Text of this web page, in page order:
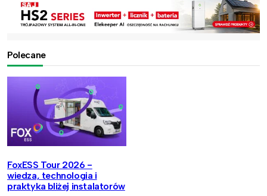
Polecane
FoxESS Tour 2026 -
wiedza, technologia i
praktyka bliżej instalatorów